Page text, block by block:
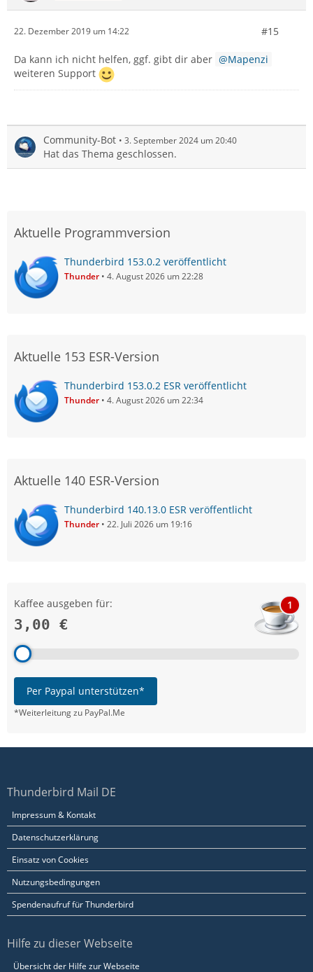
22. Dezember 2019 um 14:22 #15
Da kann ich nicht helfen, ggf. gibt dir aber
Mapenzi
weiteren Support
Community-Bot 3. September 2024 um 20:40
Hat das Thema geschlossen.
Aktuelle Programmversion
Thunderbird 153.0.2 veröffentlicht
Thunder 4. August 2026 um 22:28
Aktuelle 153 ESR-Version
Thunderbird 153.0.2 ESR veröffentlicht
Thunder 4. August 2026 um 22:34
Aktuelle 140 ESR-Version
Thunderbird 140.13.0 ESR veröffentlicht
Thunder 22. Juli 2026 um 19:16
Kaffee ausgeben für:
3,00 €
1
Per Paypal unterstützen*
*Weiterleitung zu PayPal.Me
Thunderbird Mail DE
Impressum & Kontakt
Datenschutzerklärung
Einsatz von Cookies
Nutzungsbedingungen
Spendenaufruf für Thunderbird
Hilfe zu dieser Webseite
Übersicht der Hilfe zur Webseite